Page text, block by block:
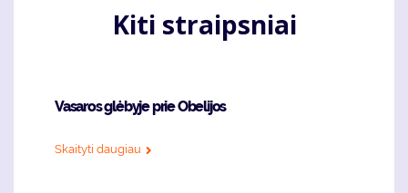
Kiti straipsniai
Vasaros glėbyje prie Obelijos
Skaityti daugiau